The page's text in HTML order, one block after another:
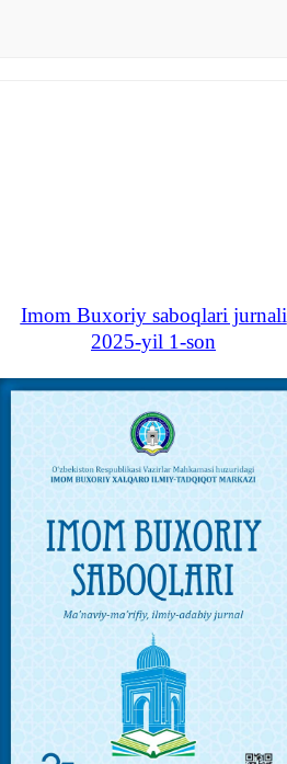
Imom Buxoriy saboqlari jurnali
2025-yil 1-son